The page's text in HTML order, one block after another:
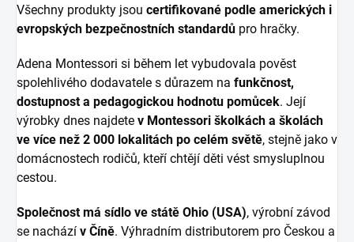
Všechny produkty jsou certifikované podle amerických i
evropských bezpečnostních standardů pro hračky.
Adena Montessori si během let vybudovala pověst
spolehlivého dodavatele s důrazem na funkčnost,
dostupnost a pedagogickou hodnotu pomůcek. Její
výrobky dnes najdete v Montessori školkách a školách
ve více než 2 000 lokalitách po celém světě, stejně jako v
domácnostech rodičů, kteří chtějí děti vést smysluplnou
cestou.
Společnost má sídlo ve státě Ohio (USA), výrobní závod
se nachází v Číně. Výhradním distributorem pro Českou a